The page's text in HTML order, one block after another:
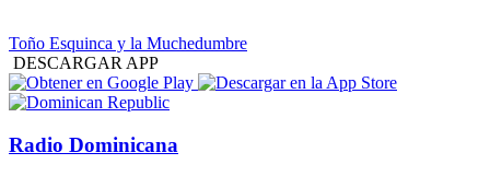
Toño Esquinca y la Muchedumbre
DESCARGAR APP
Radio Dominicana